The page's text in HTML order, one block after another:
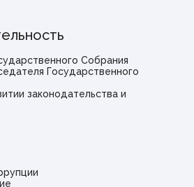
Собрания
Государственного
законодательства и